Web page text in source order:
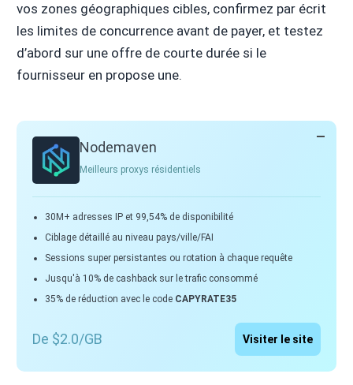
vos zones géographiques cibles, confirmez par écrit
les limites de concurrence avant de payer, et testez
d’abord sur une offre de courte durée si le
fournisseur en propose une.
Nodemaven
Meilleurs proxys résidentiels
30M+ adresses IP et 99,54% de disponibilité
Ciblage détaillé au niveau pays/ville/FAI
Sessions super persistantes ou rotation à chaque requête
Jusqu'à 10% de cashback sur le trafic consommé
35% de réduction avec le code CAPYRATE35
De $2.0/GB Visiter le site